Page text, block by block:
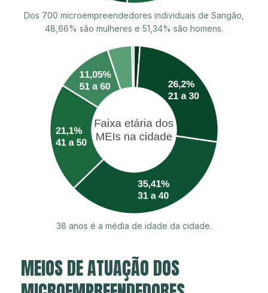
Dos 700 microempreendedores individuais de Sangão,
48,66% são mulheres e 51,34% são homens.
38 anos é a média de idade da cidade.
MEIOS DE ATUAÇÃO DOS